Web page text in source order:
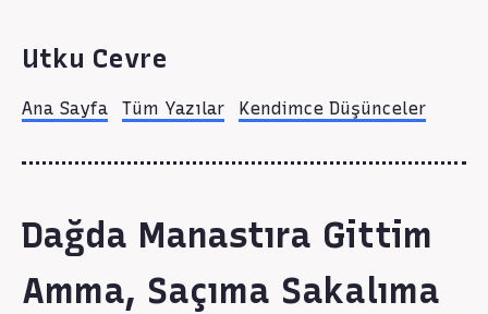
Utku Cevre
Ana Sayfa Tüm Yazılar Kendimce Düşünceler
Dağda Manastıra Gittim
Amma, Saçıma Sakalıma